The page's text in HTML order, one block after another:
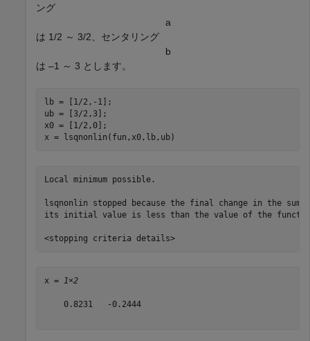
ング
a
は 1/2 ～ 3/2、センタリング
b
は –1 ～ 3 とします。
lb = [1/2,-1];
ub = [3/2,3];
x0 = [1/2,0];
x = lsqnonlin(fun,x0,lb,ub)
Local minimum possible.
lsqnonlin stopped because the final change in the
its initial value is less than the value of the
<stopping criteria details>
x = 1×2
    0.8231   -0.2444